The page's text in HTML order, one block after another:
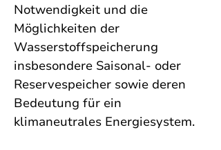
Notwendigkeit und die
Möglichkeiten der
Wasserstoffspeicherung
insbesondere Saisonal- oder
Reservespeicher sowie deren
Bedeutung für ein
klimaneutrales Energiesystem.